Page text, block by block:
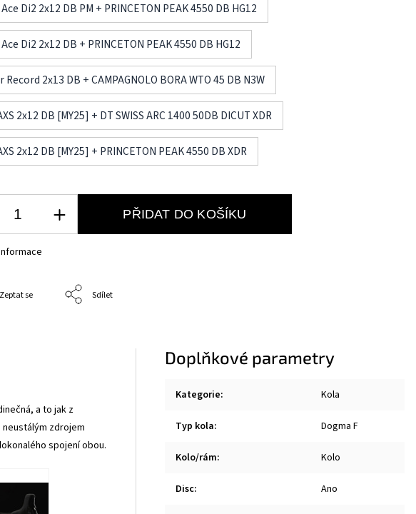
Di2 2x12 DB PM + PRINCETON PEAK 4550 DB HG12
Di2 2x12 DB + PRINCETON PEAK 4550 DB HG12
Record 2x13 DB + CAMPAGNOLO BORA WTO 45 DB N3W
2x12 DB [MY25] + DT SWISS ARC 1400 50DB DICUT XDR
2x12 DB [MY25] + PRINCETON PEAK 4550 DB XDR
PŘIDAT DO KOŠÍKU
Zeptat se Sdílet
a to jak z
zdrojem
spojení obou.
Doplňkové parametry
Kategorie: Kola
Typ kola: Dogma F
Kolo/rám: Kolo
Disc: Ano